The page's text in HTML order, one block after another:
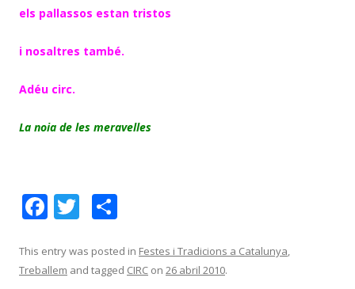
els pallassos estan tristos
i nosaltres també.
Adéu circ.
La noia de les meravelles
F
ac
e
b
T
w
itt
er
m
p
This entry was posted in Festes i Tradicions a Catalunya
Treballem and tagged CIRC on 26 abril 2010.